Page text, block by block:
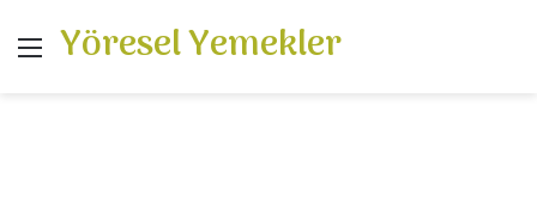
Menü
Yöresel Yemekler